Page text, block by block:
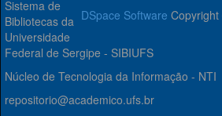
DSpace Software
Sistema de
Bibliotecas da
Universidade
Federal de Sergipe - SIBIUFS
Núcleo de Tecnologia da Informação - NTI
repositorio@academico.ufs.br